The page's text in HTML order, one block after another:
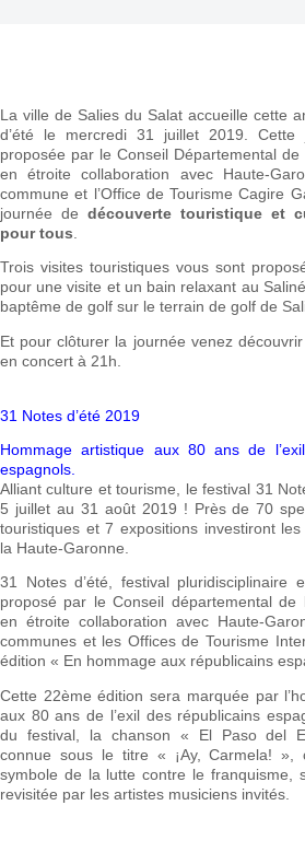
La ville de Salies du Salat accueille cette
d’été le mercredi 31 juillet 2019. Cette
proposée par le Conseil Départemental de
en étroite collaboration avec Haute-
commune et l’Office de Tourisme Cagire
journée dedécouverte touristique et
pour tous
Trois visites touristiques vous sont
pour une visite et un bain relaxant au
baptême de golf sur le terrain de golf de
Et pour clôturer la journée venez
en concert à 21h.
31 Notes d’été 2019
Hommage artistique aux 80 ans de
espagnols.
Alliant culture et tourisme, le festival 31
5 juillet au 31 août 2019 ! Près de 70
touristiques et 7 expositions investiront
la Haute-Garonne.
31 Notes d’été, festival pluridisciplinaire
proposé par le Conseil départemental de
en étroite collaboration avec Haute-
communes et les Offices de Tourisme
édition « En hommage aux républicains
Cette 22ème édition sera marquée par
aux 80 ans de l’exil des républicains
du festival, la chanson « El Paso del
connue sous le titre « ¡Ay, Carmela! »,
symbole de la lutte contre le franquisme,
revisitée par les artistes musiciens invités.